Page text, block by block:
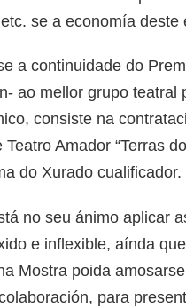
se a economía deste
a continuidade do
ao mellor grupo teatral
consiste na
Amador “Terras
do Xurado cualificador.
no seu ánimo aplicar
e inflexible, aínda
Mostra poida
para